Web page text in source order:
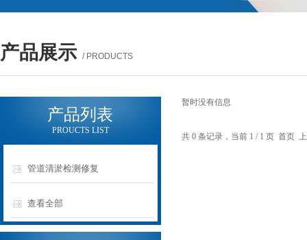
产品展示 / PRODUCTS
产品列表
PROUCTS LIST
管道清淤检测修复
查看全部
暂时没有信息
共 0 条记录，当前 1 / 1 页 首页